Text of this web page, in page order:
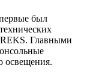
был
Главными
освещения.